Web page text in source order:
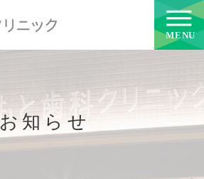
お知らせ